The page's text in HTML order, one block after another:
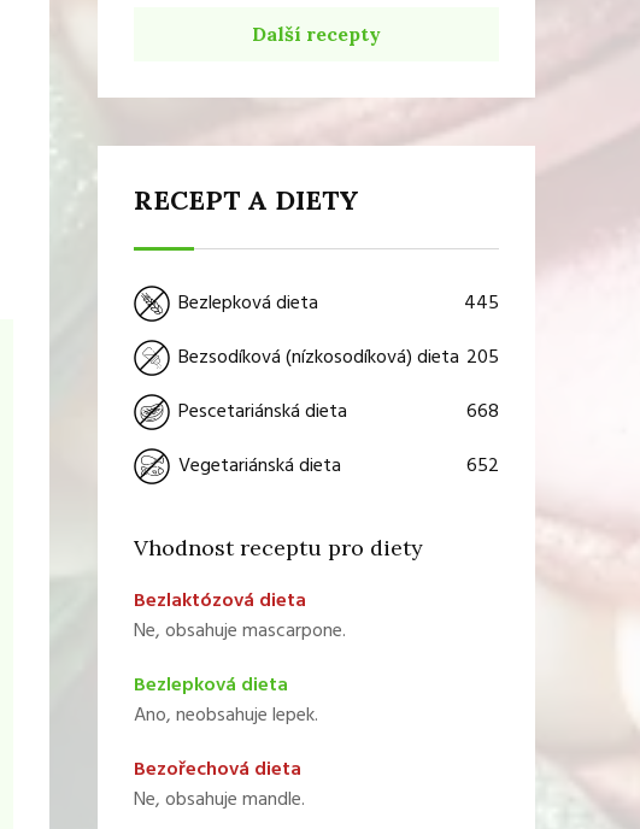
Další recepty
RECEPT A DIETY
Bezlepková dieta
445
Bezsodíková (nízkosodíková) dieta 205
Pescetariánská dieta
668
Vegetariánská dieta
652
Vhodnost receptu pro diety
Bezlaktózová dieta
Ne, obsahuje mascarpone.
Bezlepková dieta
Ano, neobsahuje lepek.
Bezořechová dieta
Ne, obsahuje mandle.